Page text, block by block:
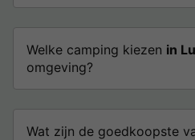
Welke camping kiezen in
omgeving?
Wat zijn de goedkoopste